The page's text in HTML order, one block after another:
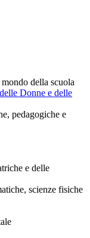
della scuola
Donne e delle
pedagogiche e
e delle
scienze fisiche